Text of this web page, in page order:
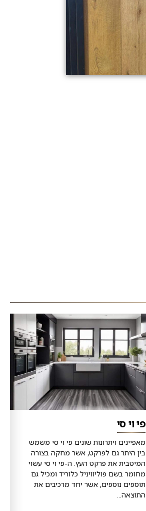
פי וי סי
מאפיינים ויתרונות שונים פי וי סי משמש
בין היתר גם לפרקט, אשר מחקה בצורה
המיטבית את פרקט העץ. ה-פי וי סי עשוי
מחומר בשם פוליוויניל כלוריד ומכיל גם
תוספים נוספים, אשר יחד מרכיבים את
התוצאה...